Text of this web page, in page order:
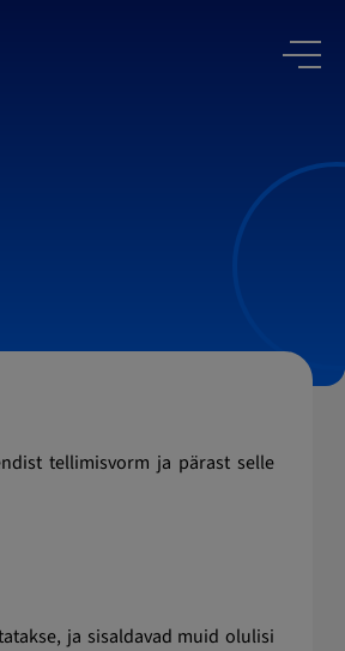
tellimisvorm ja pärast selle
ja sisaldavad muid olulisi